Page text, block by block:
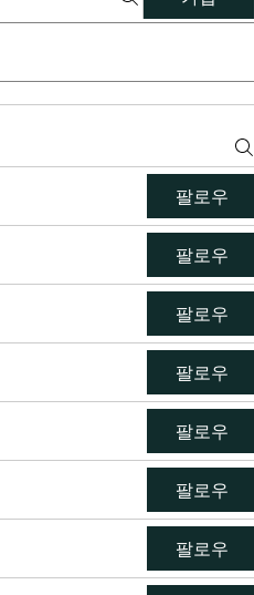
팔로우
팔로우
팔로우
팔로우
팔로우
팔로우
팔로우